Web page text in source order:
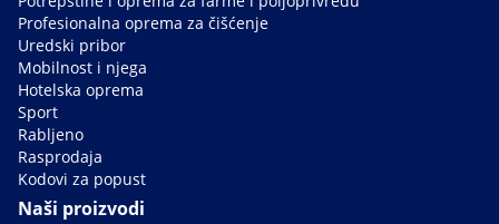
Profesionalna oprema za čišćenje
Uredski pribor
Mobilnost i njega
Hotelska oprema
Sport
Rabljeno
Rasprodaja
Kodovi za popust
Naši proizvodi